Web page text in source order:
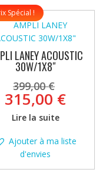
Spécial !
LANEY ACOUSTIC
30W/1X8″
399,00€ prix
initial
était :
315,00 €Le
est :
Lire la suite
Ajouter à ma liste
d'envies